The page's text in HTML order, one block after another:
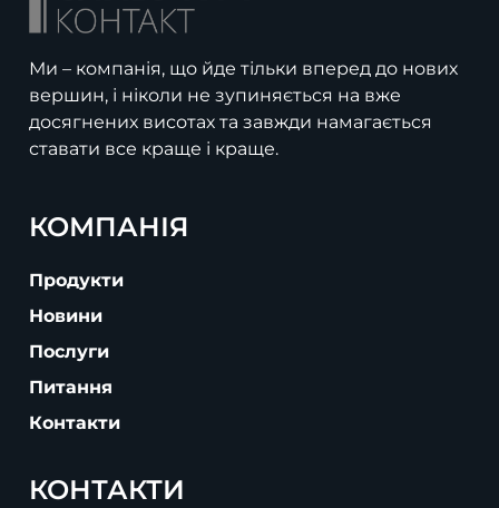
Ми – компанія, що йде тільки вперед до нових
вершин, і ніколи не зупиняється на вже
досягнених висотах та завжди намагається
ставати все краще і краще.
КОМПАНІЯ
Продукти
Новини
Послуги
Питання
Контакти
КОНТАКТИ